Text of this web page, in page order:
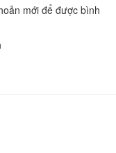
mới để được bình